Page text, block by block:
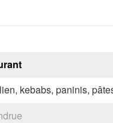
kebabs, paninis,